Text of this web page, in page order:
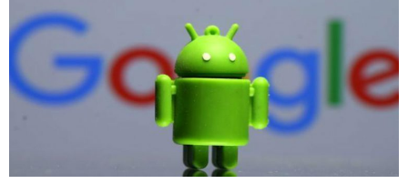
GTA VI poate fi precomandat oficial. Rockstar dezvăluie edițiile oficiale și bonusurile pe care le primești